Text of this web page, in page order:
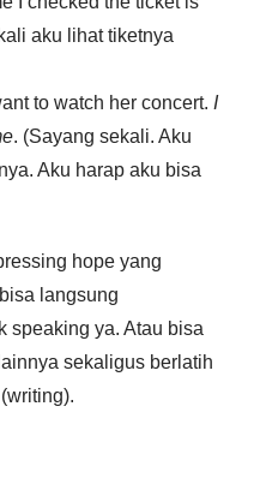
aku lihat tiketnya
to watch her concert. I
. (Sayang sekali. Aku
Aku harap aku bisa
hope yang
langsung
speaking ya. Atau bisa
sekaligus berlatih